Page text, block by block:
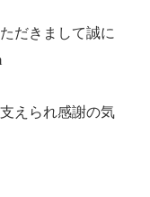
だきまして誠に
えられ感謝の気